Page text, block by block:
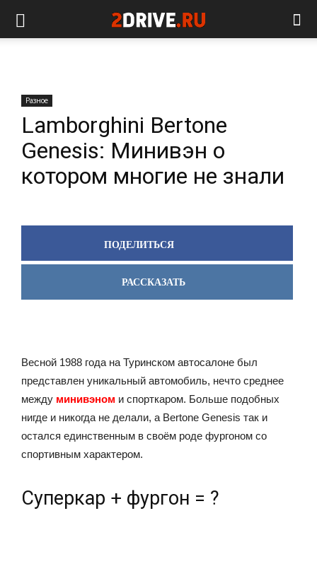
Разное
Lamborghini Bertone
Genesis: Минивэн о
котором многие не знали
ПОДЕЛИТЬСЯ
РАССКАЗАТЬ
Весной 1988 года на Туринском автосалоне был
представлен уникальный автомобиль, нечто среднее
между минивэном и спорткаром. Больше подобных
нигде и никогда не делали, а Bertone Genesis так и
остался единственным в своём роде фургоном со
спортивным характером.
Суперкар + фургон = ?